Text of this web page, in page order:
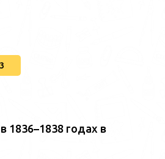
3
1836–1838 годах в